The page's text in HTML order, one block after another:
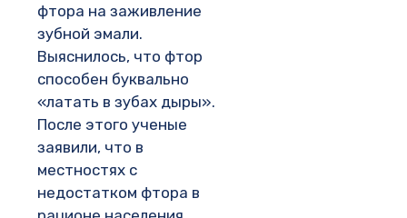
фтора на заживление
зубной эмали.
Выяснилось, что фтор
способен буквально
«латать в зубах дыры».
После этого ученые
заявили, что в
местностях с
недостатком фтора в